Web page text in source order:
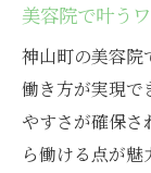
美容院で叶う
神山町の美容院
働き方が実現で
やすさが確保さ
ら働ける点が